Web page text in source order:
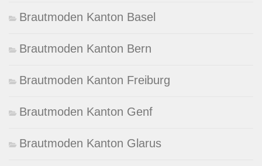
Brautmoden Kanton Basel
Brautmoden Kanton Bern
Brautmoden Kanton Freiburg
Brautmoden Kanton Genf
Brautmoden Kanton Glarus